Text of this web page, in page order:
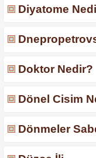
Diyatome
Doktor Nedir?
Dönel Cisim
Dönmeler